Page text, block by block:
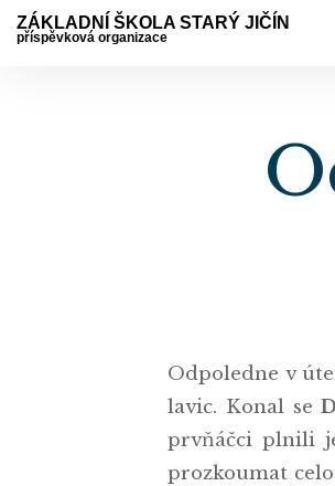
ZÁKLADNÍ ŠKOLA STARÝ JIČÍN
příspěvková organizace
Odpoledne v
lavic. Konal se
prvňáčci plnili
prozkoumat